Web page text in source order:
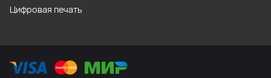
Цифровая печать